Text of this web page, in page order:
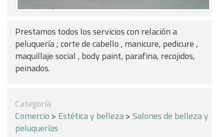
Prestamos todos los servicios con relación a
peluquería ; corte de cabello , manicure, pedicure ,
maquillaje social , body paint, parafina, recojidos,
peinados.
Categoría
Comercio > Estética y belleza>Salones de belleza y
peluquerías